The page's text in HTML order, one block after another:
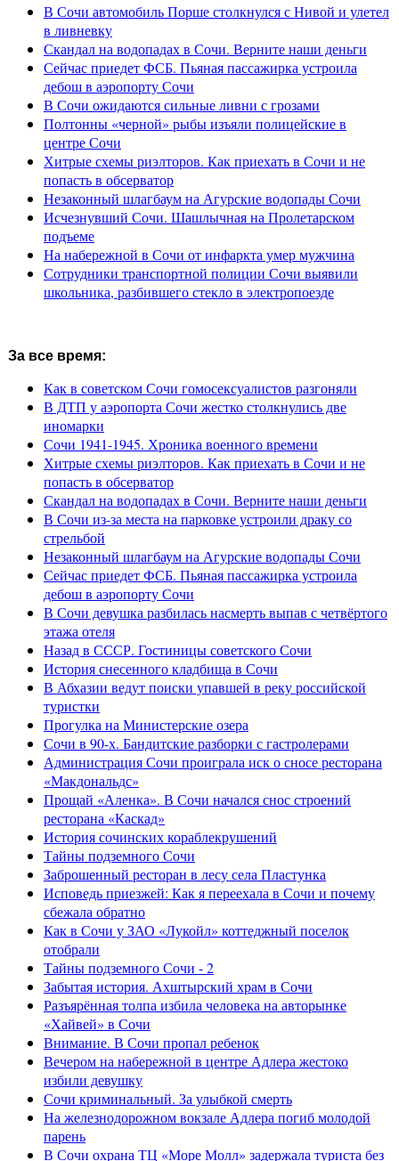
В Сочи автомобиль Порше столкнулся с Нивой и улетел
в ливневку
Скандал на водопадах в Сочи. Верните наши деньги
Сейчас приедет ФСБ. Пьяная пассажирка устроила
дебош в аэропорту Сочи
В Сочи ожидаются сильные ливни с грозами
Полтонны «черной» рыбы изъяли полицейские в
центре Сочи
Хитрые схемы риэлторов. Как приехать в Сочи и не
попасть в обсерватор
Незаконный шлагбаум на Агурские водопады Сочи
Исчезнувший Сочи. Шашлычная на Пролетарском
подъеме
На набережной в Сочи от инфаркта умер мужчина
Сотрудники транспортной полиции Сочи выявили
школьника, разбившего стекло в электропоезде
За все время:
Как в советском Сочи гомосексуалистов разгоняли
В ДТП у аэропорта Сочи жестко столкнулись две
иномарки
Сочи 1941-1945. Хроника военного времени
Хитрые схемы риэлторов. Как приехать в Сочи и не
попасть в обсерватор
Скандал на водопадах в Сочи. Верните наши деньги
В Сочи из-за места на парковке устроили драку со
стрельбой
Незаконный шлагбаум на Агурские водопады Сочи
Сейчас приедет ФСБ. Пьяная пассажирка устроила
дебош в аэропорту Сочи
В Сочи девушка разбилась насмерть выпав с четвёртого
этажа отеля
Назад в СССР. Гостиницы советского Сочи
История снесенного кладбища в Сочи
В Абхазии ведут поиски упавшей в реку российской
туристки
Прогулка на Министерские озера
Сочи в 90-х. Бандитские разборки с гастролерами
Администрация Сочи проиграла иск о сносе ресторана
«Макдональдс»
Прощай «Аленка». В Сочи начался снос строений
ресторана «Каскад»
История сочинских кораблекрушений
Тайны подземного Сочи
Заброшенный ресторан в лесу села Пластунка
Исповедь приезжей: Как я переехала в Сочи и почему
сбежала обратно
Как в Сочи у ЗАО «Лукойл» коттеджный поселок
отобрали
Тайны подземного Сочи - 2
Забытая история. Ахштырский храм в Сочи
Разъярённая толпа избила человека на авторынке
«Хайвей» в Сочи
Внимание. В Сочи пропал ребенок
Вечером на набережной в центре Адлера жестоко
избили девушку
Сочи криминальный. За улыбкой смерть
На железнодорожном вокзале Адлера погиб молодой
парень
В Сочи охрана ТЦ «Море Молл» задержала туриста без